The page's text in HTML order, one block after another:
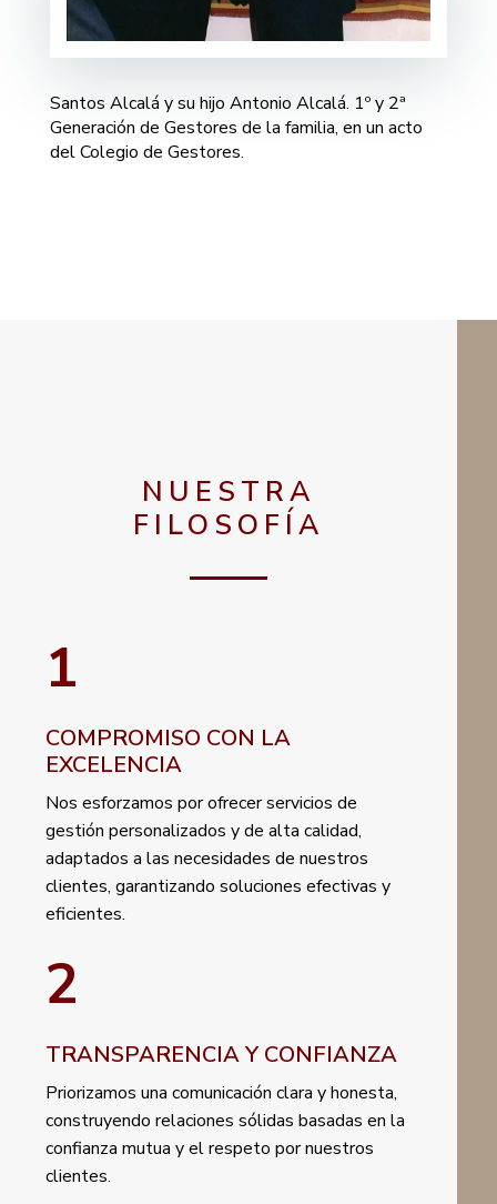
Santos Alcalá y su hijo Antonio Alcalá. 1º y 2ª
Generación de Gestores de la familia, en un acto
del Colegio de Gestores.
NUESTRA
FILOSOFÍA
1
COMPROMISO CON LA
EXCELENCIA
Nos esforzamos por ofrecer servicios de
gestión personalizados y de alta calidad,
adaptados a las necesidades de nuestros
clientes, garantizando soluciones efectivas y
eficientes.
2
TRANSPARENCIA Y CONFIANZA
Priorizamos una comunicación clara y honesta,
construyendo relaciones sólidas basadas en la
confianza mutua y el respeto por nuestros
clientes.